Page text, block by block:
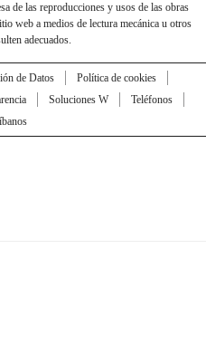
de las reproducciones y usos de las obras
web a medios de lectura mecánica u otros
adecuados.
de Datos
Política de cookies
Soluciones W
Teléfonos